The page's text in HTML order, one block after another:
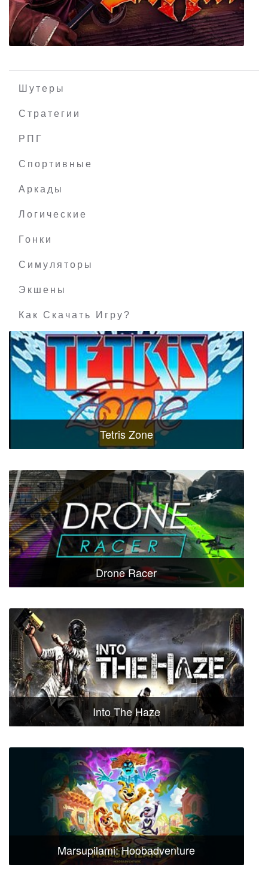
Vaporum
Шутеры
Стратегии
РПГ
Спортивные
Аркады
Логические
Гонки
Симуляторы
Экшены
Как Скачать Игру?
Tetris Zone
Drone Racer
Into The Haze
Marsupilami: Hoobadventure